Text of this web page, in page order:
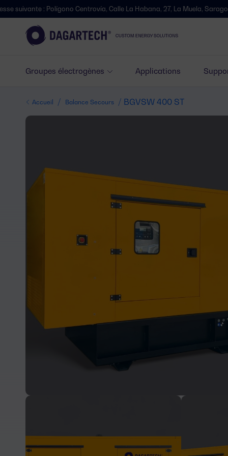
Groupes électrogènes Applications
Polígono Centrovía, Calle La Habana, 27, La Muela, Saragosse.
Accueil / Balance Secours / BGVSW 400 ST